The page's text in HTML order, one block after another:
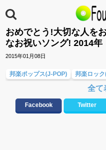
おめでとう!大切な人を
なお祝いソング! 2014年
2015年01月08日
邦楽ポップス(J-POP) 邦楽ロッ
木村カエラ
全て
Facebook Twitter